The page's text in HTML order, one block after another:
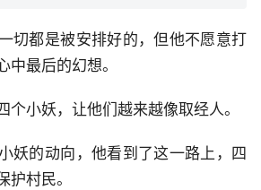
切都是被安排好的，但他不愿意打
中最后的幻想。
个小妖，让他们越来越像取经人。
妖的动向，他看到了这一路上，四
护村民。